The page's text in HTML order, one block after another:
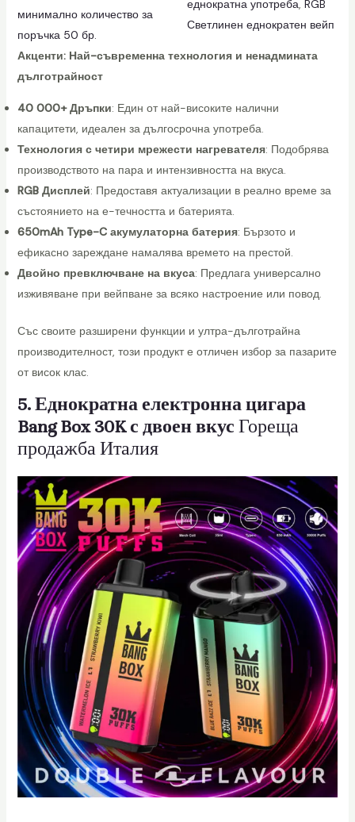
V
e
к
о
л
и
ч
е
с
т
в
минимално количество за
поръчка 50 бр.
еднократна употреба, RGB
Светлинен еднократен вейп
Акценти: Най-съвременна технология и ненадмината
дълготрайност
40 000+ Дръпки: Един от най-високите налични
капацитети, идеален за дългосрочна употреба.
Технология с четири мрежести нагревателя: Подобрява
производството на пара и интензивността на вкуса.
RGB Дисплей: Предоставя актуализации в реално време за
състоянието на е-течността и батерията.
650mAh Type-C акумулаторна батерия: Бързото и
ефикасно зареждане намалява времето на престой.
Двойно превключване на вкуса: Предлага универсално
изживяване при вейпване за всяко настроение или повод.
Със своите разширени функции и ултра-дълготрайна
производителност, този продукт е отличен избор за пазарите
от висок клас.
5. Еднократна електронна цигара
Bang Box 30K с двоен вкус Гореща
продажба Италия